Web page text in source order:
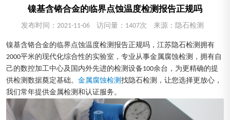
镍基含铬合金的临界点蚀温度检测报告正规吗
发布时间：2021-11-06 访问量：1407次 来源：隐石检测
镍基含铬合金的临界点蚀温度检测报告正规吗，江苏隐石检测拥有
2000平米的现代化综合性的实验室，专业从事金属腐蚀检测，拥有自
己的数控加工中心及国内外先进的检测设备100余台，为更精确的提
供检测数据奠定基础。 金属腐蚀检测 找隐石检测，让您选择更放心，
我们常年提供金属检测和认证服务。